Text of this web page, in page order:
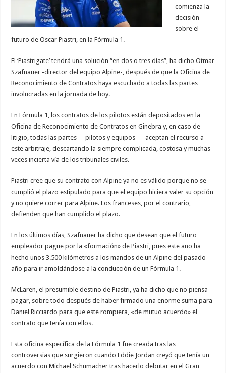
comienza la
decisión
sobre el
futuro de Oscar Piastri, en la Fórmula 1.
El ‘Piastrigate’ tendrá una solución “en dos o tres días”, ha dicho Otmar
Szafnauer -director del equipo Alpine-, después de que la Oficina de
Reconocimiento de Contratos haya escuchado a todas las partes
involucradas en la jornada de hoy.
En Fórmula 1, los contratos de los pilotos están depositados en la
Oficina de Reconocimiento de Contratos en Ginebra y, en caso de
litigio, todas las partes —pilotos y equipos — aceptan el recurso a
este arbitraje, descartando la siempre complicada, costosa y muchas
veces incierta vía de los tribunales civiles.
Piastri cree que su contrato con Alpine ya no es válido porque no se
cumplió el plazo estipulado para que el equipo hiciera valer su opción
y no quiere correr para Alpine. Los franceses, por el contrario,
defienden que han cumplido el plazo.
En los últimos días, Szafnauer ha dicho que desean que el futuro
empleador pague por la «formación» de Piastri, pues este año ha
hecho unos 3.500 kilómetros a los mandos de un Alpine del pasado
año para ir amoldándose a la conducción de un Fórmula 1.
McLaren, el presumible destino de Piastri, ya ha dicho que no piensa
pagar, sobre todo después de haber firmado una enorme suma para
Daniel Ricciardo para que este rompiera, «de mutuo acuerdo» el
contrato que tenía con ellos.
Esta oficina específica de la Fórmula 1 fue creada tras las
controversias que surgieron cuando Eddie Jordan creyó que tenía un
acuerdo con Michael Schumacher tras hacerlo debutar en el Gran